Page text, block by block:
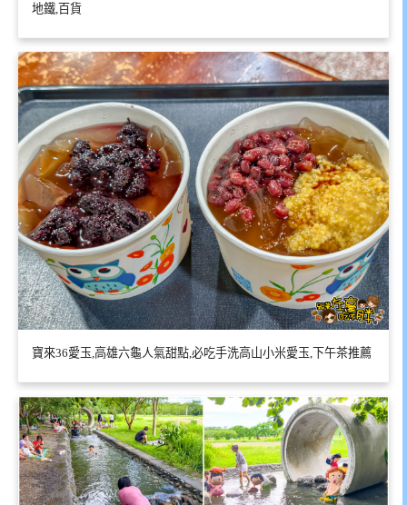
地鐵,百貨
寶來36愛玉,高雄六龜人氣甜點,必吃手洗高山小米愛玉,下午茶推薦